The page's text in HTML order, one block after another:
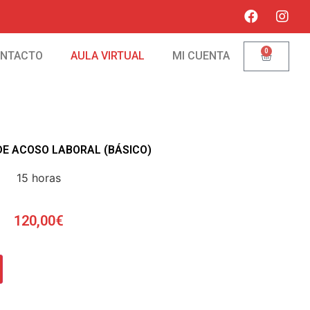
AULA VIRTUAL MI CUENTA 0
ACOSO LABORAL (BÁSICO)
15 horas
120,00€